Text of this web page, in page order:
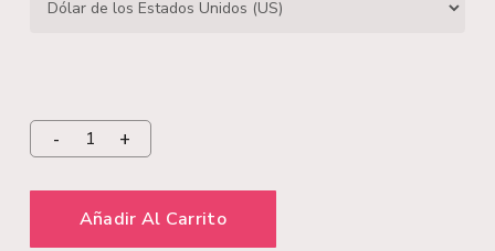
Añadir Al Carrito